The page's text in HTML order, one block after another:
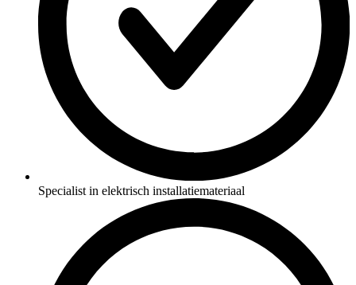
Specialist in elektrisch installatiemateriaal